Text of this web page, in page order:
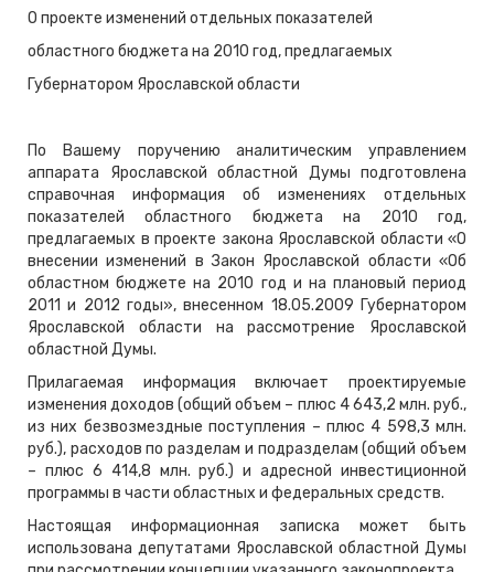
О проекте изменений отдельных показателей
областного бюджета на 2010 год,предлагаемых
Губернатором Ярославской области
По Вашему поручению аналитическим управлением
аппарата Ярославской областной Думы подготовлена
справочная информация об изменениях отдельных
показателей областного бюджета на 2010 год,
предлагаемых в проекте закона Ярославской области «О
внесении изменений в Закон Ярославской области «Об
областном бюджете на 2010 год и на плановый период
2011 и 2012 годы», внесенном 18.05.2009 Губернатором
Ярославской области на рассмотрение Ярославской
областной Думы.
Прилагаемая информация включает проектируемые
изменения доходов (общий объем – плюс 4 643,2 млн. руб.,
из них безвозмездные поступления – плюс 4 598,3 млн.
руб.), расходов по разделам и подразделам (общий объем
– плюс 6 414,8 млн. руб.) и адресной инвестиционной
программы в части областных и федеральных средств.
Настоящая информационная записка может быть
использована депутатами Ярославской областной Думы